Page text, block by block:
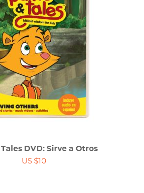
Tales DVD: Sirve a Otros
US $10